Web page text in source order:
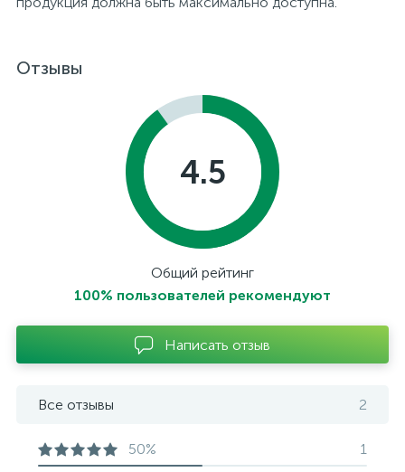
Отзывы
4.5
Общий рейтинг
100% пользователей рекомендуют
Написать отзыв
Все отзывы 2
50% 1